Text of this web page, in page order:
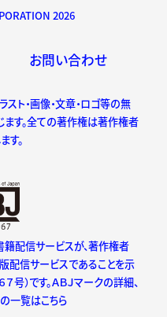
2026
お問い合わせ
ト・画像・文章・ロゴ等の無
ます。全ての著作権は著作権者
す。
籍配信サービスが、著作権者
配信サービスであることを示
号）です。ＡＢＪマークの詳細、
一覧はこちら